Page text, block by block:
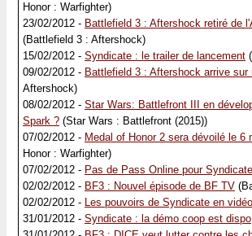
Honor : Warfighter)
23/02/2012 - Battlefield 3 : Aftershock retiré de
(Battlefield 3 : Aftershock)
15/02/2012 - Syndicate : le trailer de lancement
09/02/2012 - Battlefield 3 : Aftershock arrive sur
Aftershock)
08/02/2012 - Star Wars: Battlefront III en
Spark ? (Star Wars : Battlefront (2015))
07/02/2012 - Medal of Honor 2 sera dévoilé le 6
Honor : Warfighter)
07/02/2012 - Pas de Pass Online pour Syndicate
02/02/2012 - BF3 : Nouvel épisode de BF TV
02/02/2012 - Les pouvoirs de Syndicate en vidéo
31/01/2012 - Syndicate : la démo coop est dispo